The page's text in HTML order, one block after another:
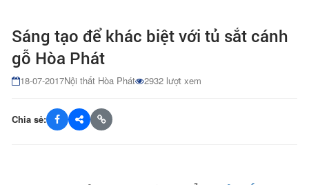
Sáng tạo để khác biệt với tủ sắt cánh
gỗ Hòa Phát
18-07-2017Nội thất Hòa Phát 2932 lượt xem
Chia sẻ: